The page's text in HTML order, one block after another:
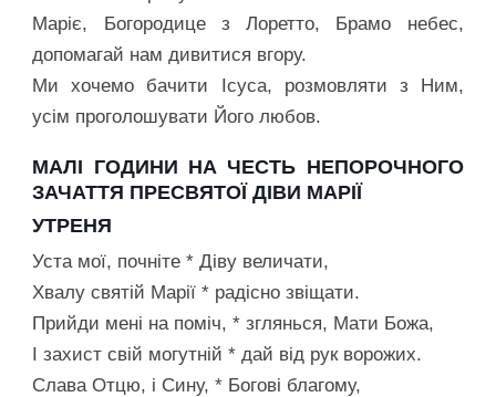
Маріє, Богородице з Лоретто, Брамо небес,
допомагай нам дивитися вгору.
Ми хочемо бачити Ісуса, розмовляти з Ним,
усім проголошувати Його любов.
МАЛІ ГОДИНИ НА ЧЕСТЬ НЕПОРОЧНОГО
ЗАЧАТТЯ ПРЕСВЯТОЇ ДІВИ МАРІЇ
УТРЕНЯ
Уста мої, почніте * Діву величати,
Хвалу святій Марії * радісно звіщати.
Прийди мені на поміч, * зглянься, Мати Божа,
І захист свій могутній * дай від рук ворожих.
Слава Отцю, і Сину, * Богові благому,